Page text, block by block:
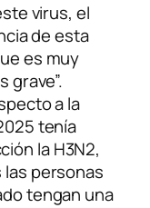
virus, el
de esta
es muy
grave”.
a la
tenía
la H3N2,
personas
tengan una